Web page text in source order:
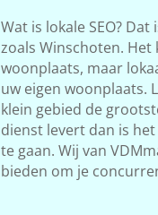
Wat is lokale SEO?
zoals Winschoten.
woonplaats, maar
uw eigen woonplaats.
klein gebied de
dienst levert dan is
te gaan. Wij van
bieden om je